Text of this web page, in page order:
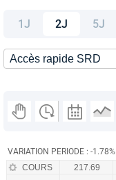
1J 2J 5J
VARIATION PERIODE : -1.78%
COURS 217.69